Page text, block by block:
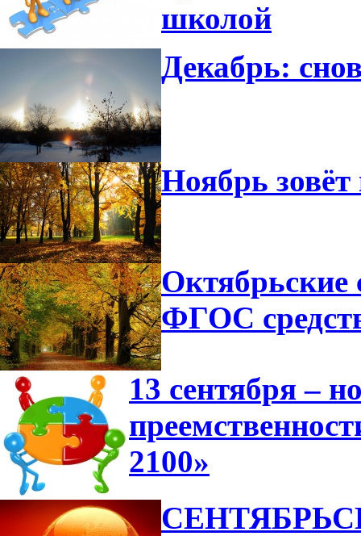
школой
Декабрь:
Ноябрь зовёт
Октябрьские
ФГОС
13 сентября –
2100»